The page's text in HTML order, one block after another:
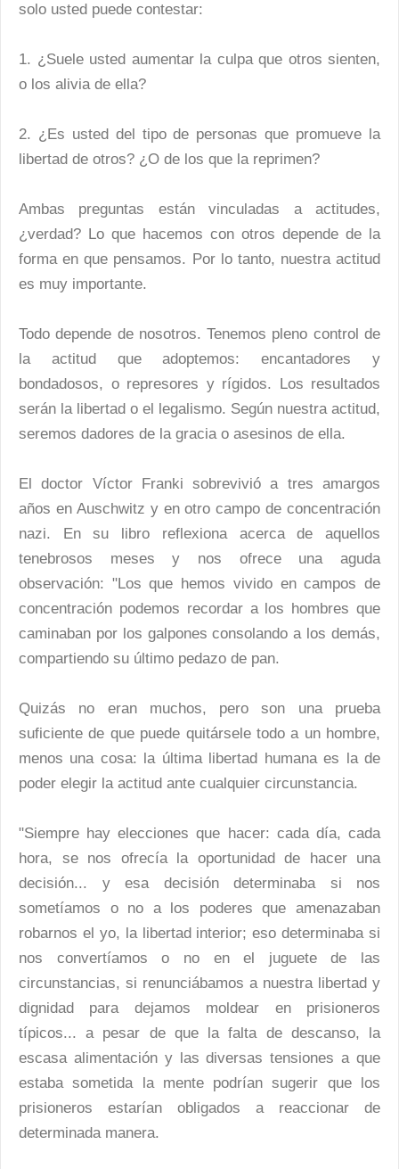
solo usted puede contestar:
1. ¿Suele usted aumentar la culpa que otros sienten,
o los alivia de ella?
2. ¿Es usted del tipo de personas que promueve la
libertad de otros? ¿O de los que la reprimen?
Ambas preguntas están vinculadas a actitudes,
¿verdad? Lo que hacemos con otros depende de la
forma en que pensamos. Por lo tanto, nuestra actitud
es muy importante.
Todo depende de nosotros. Tenemos pleno control de
la actitud que adoptemos: encantadores y
bondadosos, o represores y rígidos. Los resultados
serán la libertad o el legalismo. Según nuestra actitud,
seremos dadores de la gracia o asesinos de ella.
El doctor Víctor Franki sobrevivió a tres amargos
años en Auschwitz y en otro campo de concentración
nazi. En su libro reflexiona acerca de aquellos
tenebrosos meses y nos ofrece una aguda
observación: "Los que hemos vivido en campos de
concentración podemos recordar a los hombres que
caminaban por los galpones consolando a los demás,
compartiendo su último pedazo de pan.
Quizás no eran muchos, pero son una prueba
suficiente de que puede quitársele todo a un hombre,
menos una cosa: la última libertad humana es la de
poder elegir la actitud ante cualquier circunstancia.
"Siempre hay elecciones que hacer: cada día, cada
hora, se nos ofrecía la oportunidad de hacer una
decisión... y esa decisión determinaba si nos
sometíamos o no a los poderes que amenazaban
robarnos el yo, la libertad interior; eso determinaba si
nos convertíamos o no en el juguete de las
circunstancias, si renunciábamos a nuestra libertad y
dignidad para dejamos moldear en prisioneros
típicos... a pesar de que la falta de descanso, la
escasa alimentación y las diversas tensiones a que
estaba sometida la mente podrían sugerir que los
prisioneros estarían obligados a reaccionar de
determinada manera.